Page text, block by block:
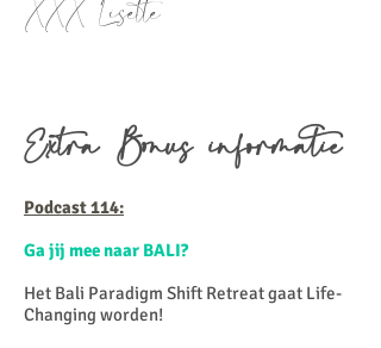
XXX Lisette
Extra Bonus informatie
Podcast 114:
Ga jij mee naar BALI?
Het Bali Paradigm Shift Retreat gaat Life-
Changing worden!